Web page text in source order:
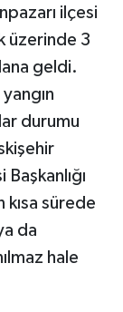
ilçesi
üzerinde 3
geldi.
durumu
kısa sürede
da
hale